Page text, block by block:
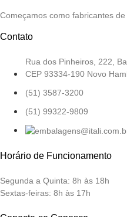
Começamos como fabricantes
Contato
Rua dos Pinheiros, 222,
CEP 93334-190 Novo
(51) 3587-3200
(51) 99322-9809
Horário de Funcionamento
Segunda a Quinta: 8h às 18h
Sextas-feiras: 8h às 17h